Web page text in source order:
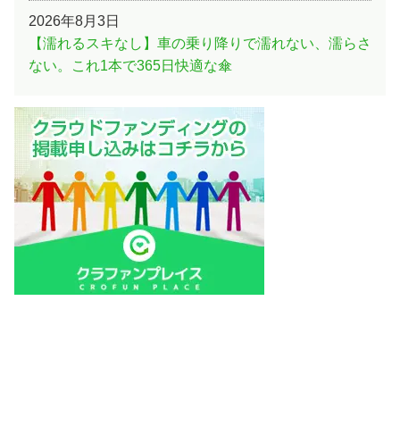
2026年8月3日
【濡れるスキなし】車の乗り降りで濡れない、濡らさ
ない。これ1本で365日快適な傘